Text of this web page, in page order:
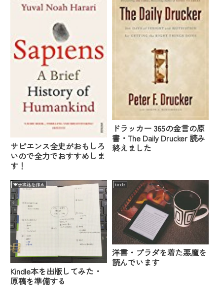
サピエンス全史がおもしろ
いので全力でおすすめしま
す！
ドラッカー 365の金言の原
書・The Daily Drucker 読み
終えました
電子書籍を作る
Kindle本を出版してみた・
原稿を準備する
kindle
洋書・プラダを着た悪魔を
読んでいます